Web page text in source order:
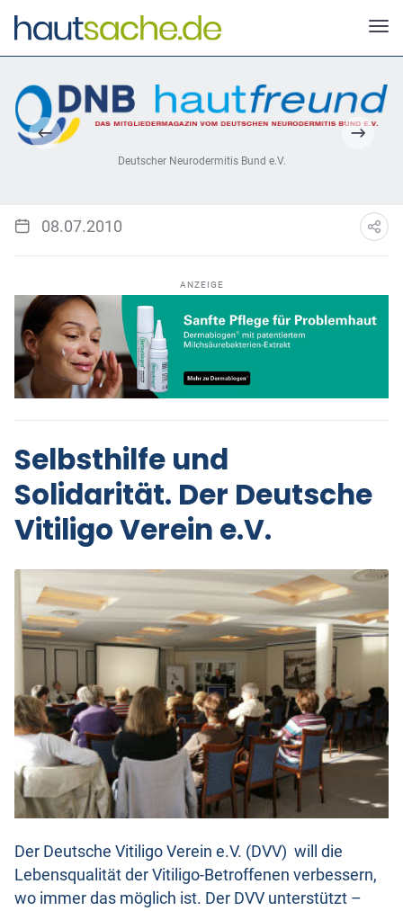
Deutscher Neurodermitis Bund e.V.
08.07.2010
ANZEIGE
Selbsthilfe und
Solidarität. Der Deutsche
Vitiligo Verein e.V.
Der Deutsche Vitiligo Verein e.V. (DVV) will die
Lebensqualität der Vitiligo-Betroffenen verbessern,
wo immer das möglich ist. Der DVV unterstützt –